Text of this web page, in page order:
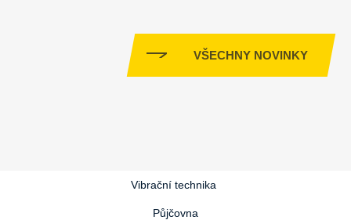
VŠECHNY NOVINKY
Vibrační technika
Půjčovna